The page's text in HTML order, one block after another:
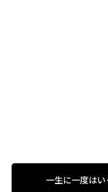
一生に一度は